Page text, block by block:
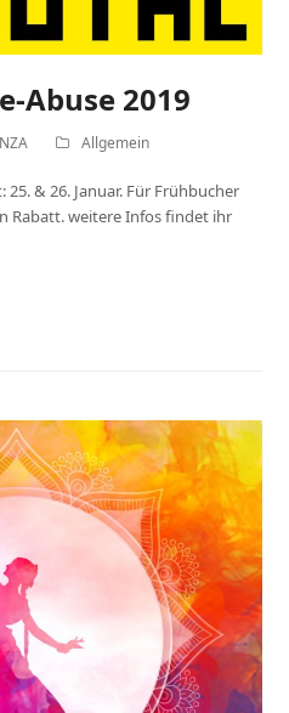
Abuse 2019
Allgemein
& 26. Januar. Für Frühbucher
Rabatt. weitere Infos findet ihr